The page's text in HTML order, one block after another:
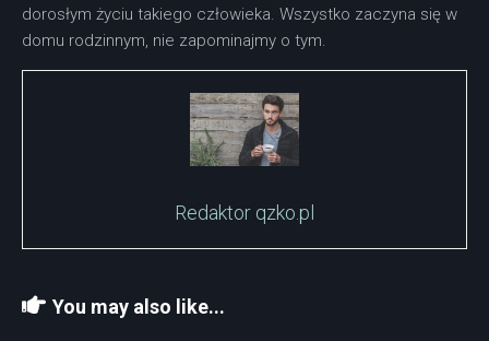
dorosłym życiu takiego człowieka. Wszystko zaczyna się w
domu rodzinnym, nie zapominajmy o tym.
Redaktor qzko.pl
You may also like...